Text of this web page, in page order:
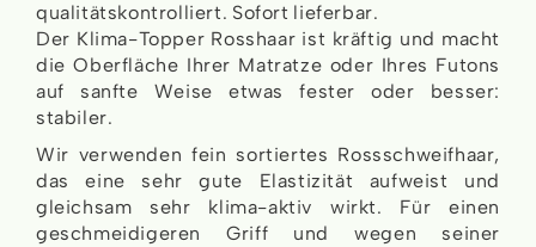
qualitätskontrolliert. Sofort lieferbar.
Der Klima-Topper Rosshaar ist kräftig und macht
die Oberfläche Ihrer Matratze oder Ihres Futons
auf sanfte Weise etwas fester oder besser:
stabiler.
Wir verwenden fein sortiertes Rossschweifhaar,
das eine sehr gute Elastizität aufweist und
gleichsam sehr klima-aktiv wirkt. Für einen
geschmeidigeren Griff und wegen seiner